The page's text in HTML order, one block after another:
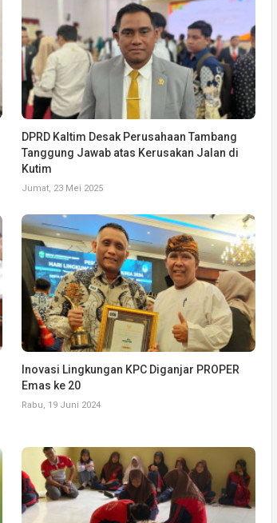
DPRD Kaltim Desak Perusahaan Tambang
Tanggung Jawab atas Kerusakan Jalan di
Kutim
Jumat, 23 Mei 2025
Inovasi Lingkungan KPC Diganjar PROPER
Emas ke 20
Rabu, 19 Juni 2024